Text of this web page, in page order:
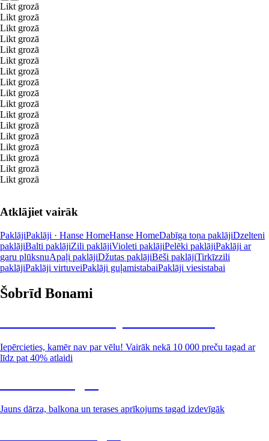
Likt grozā
Likt grozā
Likt grozā
Likt grozā
Likt grozā
Likt grozā
Likt grozā
Likt grozā
Likt grozā
Likt grozā
Likt grozā
Likt grozā
Likt grozā
Likt grozā
Likt grozā
Likt grozā
Likt grozā
Atklājiet vairāk
PaklājiPaklāji · Hanse HomeHanse HomeDabīga toņa paklājiDzelteni
paklājiBalti paklājiZili paklājiVioleti paklājiPelēki paklājiPaklāji ar
garu plūksnuApaļi paklājiDžutas paklājiBēši paklājiTirkīzzili
paklājiPaklāji virtuveiPaklāji guļamistabaiPaklāji viesistabai
Šobrīd Bonami
Iepērcieties, kamēr nav par vēlu! Vairāk nekā 10 000 preču tagad ar
līdz pat 40% atlaidi
Jauns dārza, balkona un terases aprīkojums tagad izdevīgāk